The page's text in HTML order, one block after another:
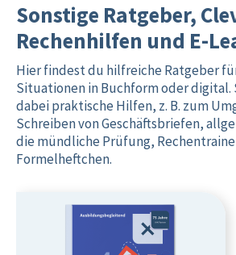
Sonstige Ratgeber,
Rechenhilfen und E-
Hier findest du hilfreiche Ratgeber
Situationen in Buchform oder digital.
dabei praktische Hilfen, z. B. zum
Schreiben von Geschäftsbriefen,
die mündliche Prüfung,
Formelheftchen.